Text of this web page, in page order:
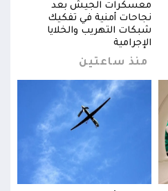
معسكرات الجيش بعد
نجاحات أمنية في تفكيك
شبكات التهريب والخلايا
الإجرامية
منذ ساعتين